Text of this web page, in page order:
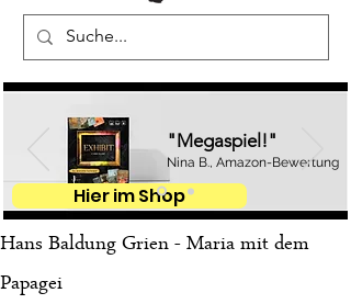
"Megaspiel!"
Nina B., Amazon-Bewertung
Hier im Shop
Hans Baldung Grien - Maria mit dem
Papagei